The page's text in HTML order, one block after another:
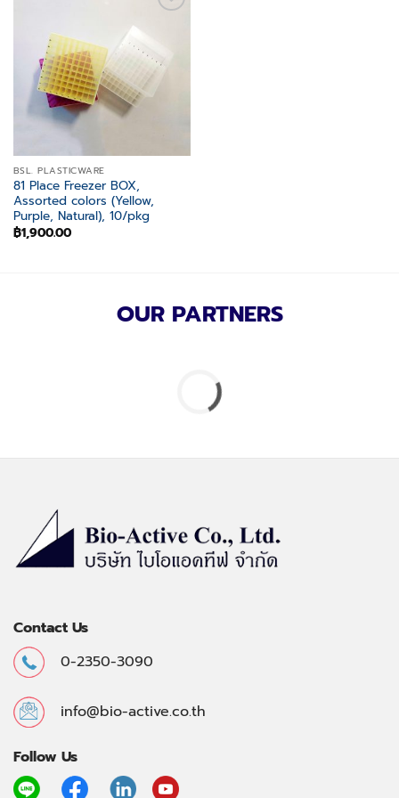
BSL. PLASTICWARE
81 Place Freezer BOX,
Assorted colors (Yellow,
Purple, Natural), 10/pkg
฿1,900.00
OUR PARTNERS
Contact Us
0-2350-3090
info@bio-active.co.th
Follow Us